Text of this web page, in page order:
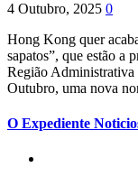
4 Outubro, 2025 0
Hong Kong quer
sapatos”, que estão a
Região
Outubro, uma nova
O Expediente